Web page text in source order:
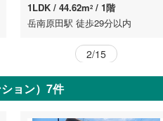
1LDK
44.62m2
1階
岳南原田駅 徒歩29分以内
2/15
ョン）7件